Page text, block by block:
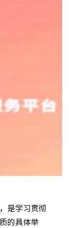
是学习贯彻
的具体举